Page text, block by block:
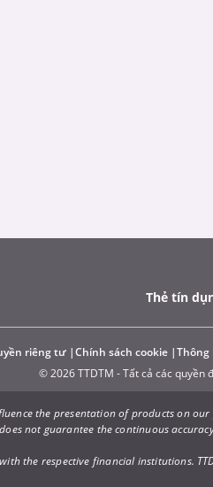
Thẻ tín
riêng tư Chính sách cookie Thông
© 2026 TTDTM - Tất cả các quyền
the presentation of products on
not guarantee the continuous
the respective financial institutions.